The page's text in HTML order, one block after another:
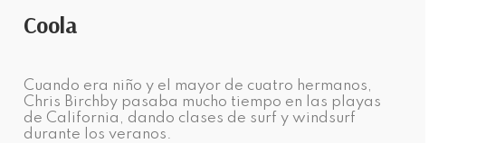
Coola
Cuando era niño y el mayor de cuatro hermanos,
Chris Birchby pasaba mucho tiempo en las playas
de California, dando clases de surf y windsurf
durante los veranos.